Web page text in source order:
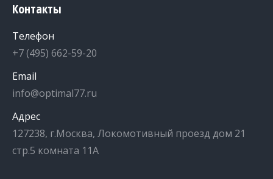
Контакты
Телефон
+7 (495) 662-59-20
Email
info@optimal77.ru
Адрес
127238, г.Москва, Локомотивный проезд дом 21
стр.5 комната 11А